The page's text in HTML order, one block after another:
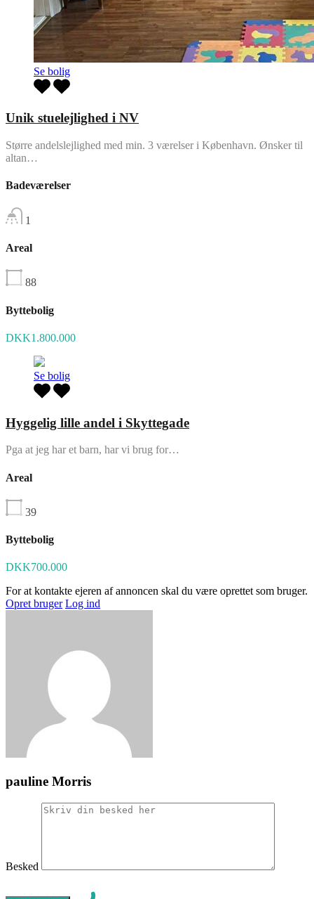
Se bolig
Unik stuelejlighed i NV
Større andelslejlighed med min. 3 værelser i København. Ønsker til
altan…
Badeværelser
1
Areal
88
Byttebolig
DKK1.800.000
Se bolig
Hyggelig lille andel i Skyttegade
Pga at jeg har et barn, har vi brug for…
Areal
39
Byttebolig
DKK700.000
For at kontakte ejeren af annoncen skal du være oprettet som bruger.
Opret bruger Log ind
pauline Morris
Besked